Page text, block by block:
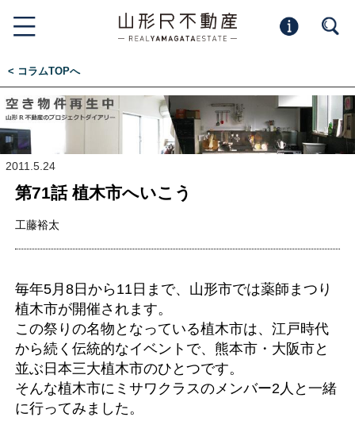
< コラムTOPへ
2011.5.24
第71話 植木市へいこう
工藤裕太
毎年5月8日から11日まで、山形市では薬師まつり
植木市が開催されます。
この祭りの名物となっている植木市は、江戸時代
から続く伝統的なイベントで、熊本市・大阪市と
並ぶ日本三大植木市のひとつです。
そんな植木市にミサワクラスのメンバー2人と一緒
に行ってみました。